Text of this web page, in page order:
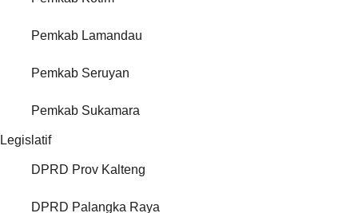
Pemkab Lamandau
Pemkab Seruyan
Pemkab Sukamara
Legislatif
DPRD Prov Kalteng
DPRD Palangka Raya